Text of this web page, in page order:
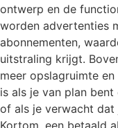
ontwerp en de
worden advertenties
abonnementen,
uitstraling krijgt.
meer opslagruimte
is als je van plan
of als je verwacht dat
Kortom, een betaald